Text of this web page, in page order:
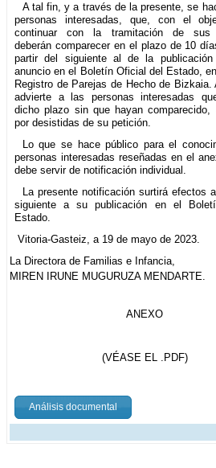
A tal fin, y a través de la presente, se
personas interesadas, que, con el
continuar con la tramitación de sus
deberán comparecer en el plazo de 10
partir del siguiente al de la publicación
anuncio en el Boletín Oficial del Estado,
Registro de Parejas de Hecho de
advierte a las personas interesadas
dicho plazo sin que hayan
por desistidas de su petición.
Lo que se hace público para el
personas interesadas reseñadas en el
debe servir de notificación individual.
La presente notificación surtirá efectos
siguiente a su publicación en el
Estado.
Vitoria-Gasteiz, a 19 de mayo de 2023.
La Directora de Familias e Infancia,
MIREN IRUNE MUGURUZA MENDARTE.
ANEXO
(VÉASE EL .PDF)
Análisis documental